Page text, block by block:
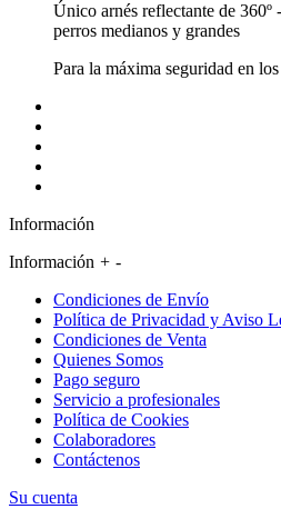
Único arnés reflectante de 360º
perros medianos y grandes
Para la máxima seguridad en
Información
Información + -
Condiciones de Envío
Política de Privacidad y Aviso
Condiciones de Venta
Quienes Somos
Pago seguro
Servicio a profesionales
Política de Cookies
Colaboradores
Contáctenos
Su cuenta